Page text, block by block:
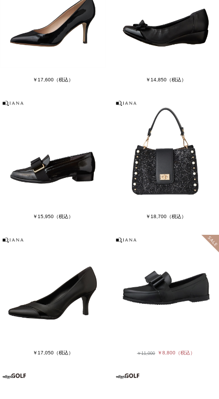
￥17,600（税込） ￥14,850 （税込）
￥15,950（税込） ￥18,700 （税込）
￥17,050（税込） ￥11,000 ￥8,800 （税込）